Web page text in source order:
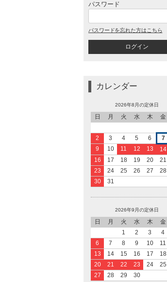
パスワード
パスワードを忘れた方はこちら
カレンダー
2026年8月の定休日
日 月 火 水 木 金
2
3 4 5 6 7
9
10 11 12 13 14
16
17 18 19 20 21
23
24 25 26 27 28
30
31
2026年9月の定休日
日 月 火 水 木 金
1
2 3 4
6
7 8 9 10 11
13
14 15 16 17 18
20
21 22 23 24 25
27
28 29 30